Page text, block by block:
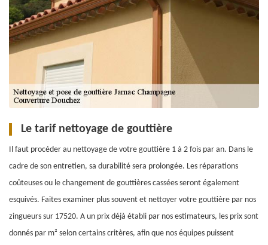
Le tarif nettoyage de gouttière
Il faut procéder au nettoyage de votre gouttière 1 à 2 fois par an. Dans le
cadre de son entretien, sa durabilité sera prolongée. Les réparations
coûteuses ou le changement de gouttières cassées seront également
esquivés. Faites examiner plus souvent et nettoyer votre gouttière par nos
zingueurs sur 17520. A un prix déjà établi par nos estimateurs, les prix sont
donnés par m² selon certains critères, afin que nos équipes puissent